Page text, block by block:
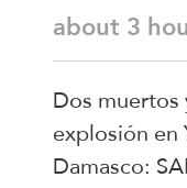
about 3
Dos
explosión en
Damasco: